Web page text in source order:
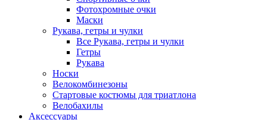
Фотохромные очки
Маски
Рукава, гетры и чулки
Все Рукава, гетры и чулки
Гетры
Рукава
Носки
Велокомбинезоны
Стартовые костюмы для триатлона
Велобахилы
Аксессуары